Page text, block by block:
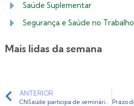
Saúde Suplementar
Segurança e Saúde no Trabalho
Mais lidas da semana
ANTERIOR
CNSaúde participa de seminário sobre Reforma Trabalhista na Câmara dos Deputados